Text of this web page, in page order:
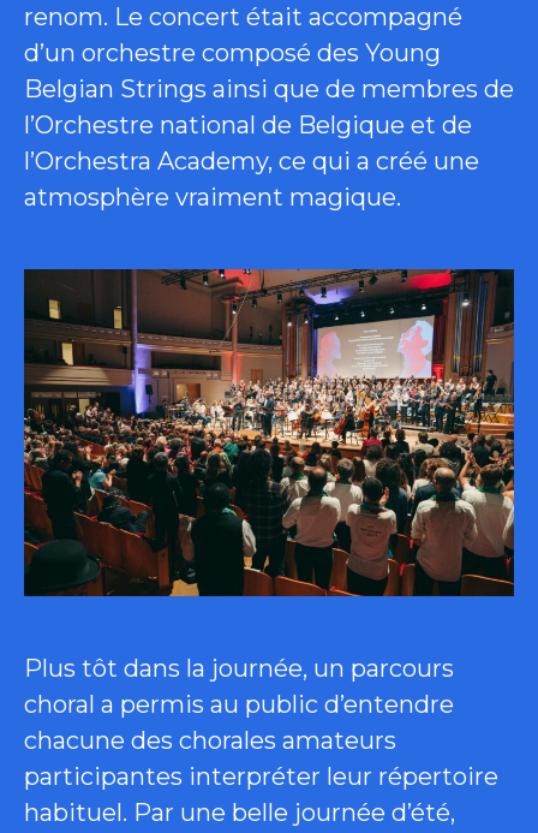
renom. Le concert était accompagné
d’un orchestre composé des Young
Belgian Strings ainsi que de membres de
l’Orchestre national de Belgique et de
l’Orchestra Academy, ce qui a créé une
atmosphère vraiment magique.
Plus tôt dans la journée, un parcours
choral a permis au public d’entendre
chacune des chorales amateurs
participantes interpréter leur répertoire
habituel. Par une belle journée d’été,